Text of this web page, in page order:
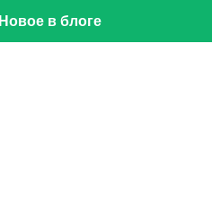
Новое в блоге